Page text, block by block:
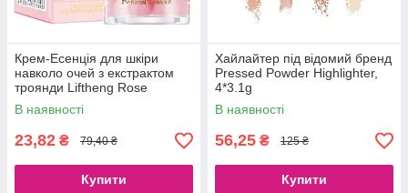
Крем-Есенція для шкіри
навколо очей з екстрактом
троянди Liftheng Rose
Moisturizing Eye Cream, 60 г
В наявності
23,82 ₴ 79,40 ₴
Купити
Хайлайтер під відомий бренд
Pressed Powder Highlighter,
4*3.1g
В наявності
56,25 ₴ 125 ₴
Купити